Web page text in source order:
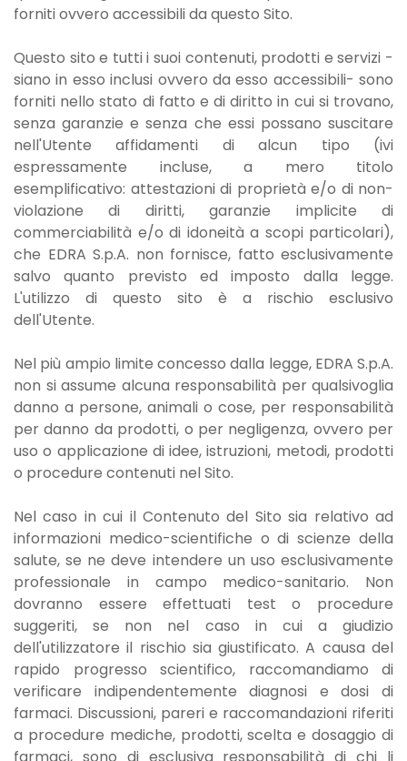
forniti ovvero accessibili da questo Sito.
Questo sito e tutti i suoi contenuti, prodotti e servizi -
siano in esso inclusi ovvero da esso accessibili- sono
forniti nello stato di fatto e di diritto in cui si trovano,
senza garanzie e senza che essi possano suscitare
nell'Utente affidamenti di alcun tipo (ivi
espressamente incluse, a mero titolo
esemplificativo: attestazioni di proprietà e/o di non-
violazione di diritti, garanzie implicite di
commerciabilità e/o di idoneità a scopi particolari),
che EDRA S.p.A. non fornisce, fatto esclusivamente
salvo quanto previsto ed imposto dalla legge.
L'utilizzo di questo sito è a rischio esclusivo
dell'Utente.
Nel più ampio limite concesso dalla legge, EDRA S.p.A.
non si assume alcuna responsabilità per qualsivoglia
danno a persone, animali o cose, per responsabilità
per danno da prodotti, o per negligenza, ovvero per
uso o applicazione di idee, istruzioni, metodi, prodotti
o procedure contenuti nel Sito.
Nel caso in cui il Contenuto del Sito sia relativo ad
informazioni medico-scientifiche o di scienze della
salute, se ne deve intendere un uso esclusivamente
professionale in campo medico-sanitario. Non
dovranno essere effettuati test o procedure
suggeriti, se non nel caso in cui a giudizio
dell'utilizzatore il rischio sia giustificato. A causa del
rapido progresso scientifico, raccomandiamo di
verificare indipendentemente diagnosi e dosi di
farmaci. Discussioni, pareri e raccomandazioni riferiti
a procedure mediche, prodotti, scelta e dosaggio di